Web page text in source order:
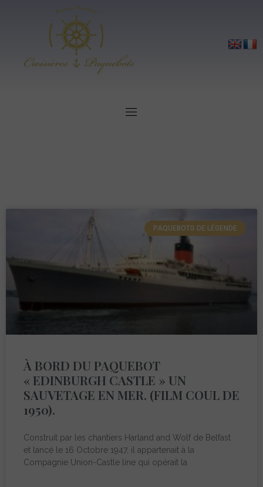
PAQUEBOTS DE LÉGENDE
À BORD DU PAQUEBOT
« EDINBURGH CASTLE » UN
SAUVETAGE EN MER. (FILM COUL DE
1950).
Construit par les chantiers Harland and Wolf de Belfast
et lancé le 16 Octobre 1947, il appartenait à la
Compagnie Union-Castle line qui opérait la